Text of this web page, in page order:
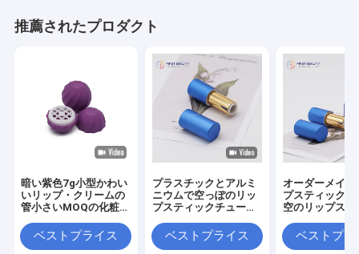
推薦されたプロダクト
暗い紫色7g小型かわい
いリップ・クリームの
管小さいMOQの化粧品
ベストプライス
プラスチックとアルミ
ニウムで空っぽのリッ
プスティックチューブ
スナップオン
ベストプライス
オーダーメイド
プスティック包
空のリップステ
ベストプラ